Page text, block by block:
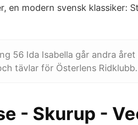
en modern svensk klassiker:
56 Ida Isabella går andra året
tävlar för Österlens Ridklubb.
- Skurup -